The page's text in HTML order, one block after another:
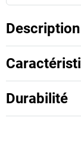
Durabilité